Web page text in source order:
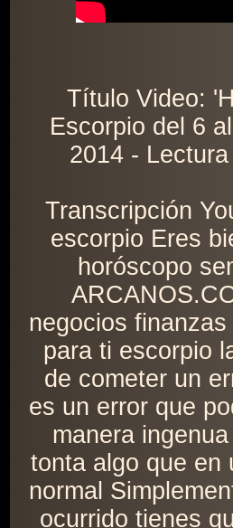
Título Video:
Escorpio del 6
2014 -
Transcripción
escorpio Eres
horóscopo
negocios
para ti escorpio
de cometer un
es un error que
manera
tonta algo que en
normal
ocurrido tienes